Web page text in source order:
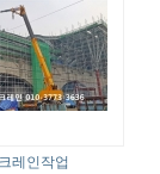
크레인작업